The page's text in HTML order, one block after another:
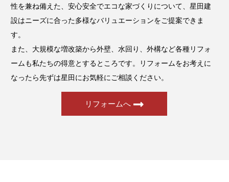
性を兼ね備えた、安心安全でエコな家づくりについて、星田建
設はニーズに合った多様なバリュエーションをご提案できま
す。
また、大規模な増改築から外壁、水回り、外構など各種リフォ
ームも私たちの得意とするところです。リフォームをお考えに
なったら先ずは星田にお気軽にご相談ください。
リフォームへ